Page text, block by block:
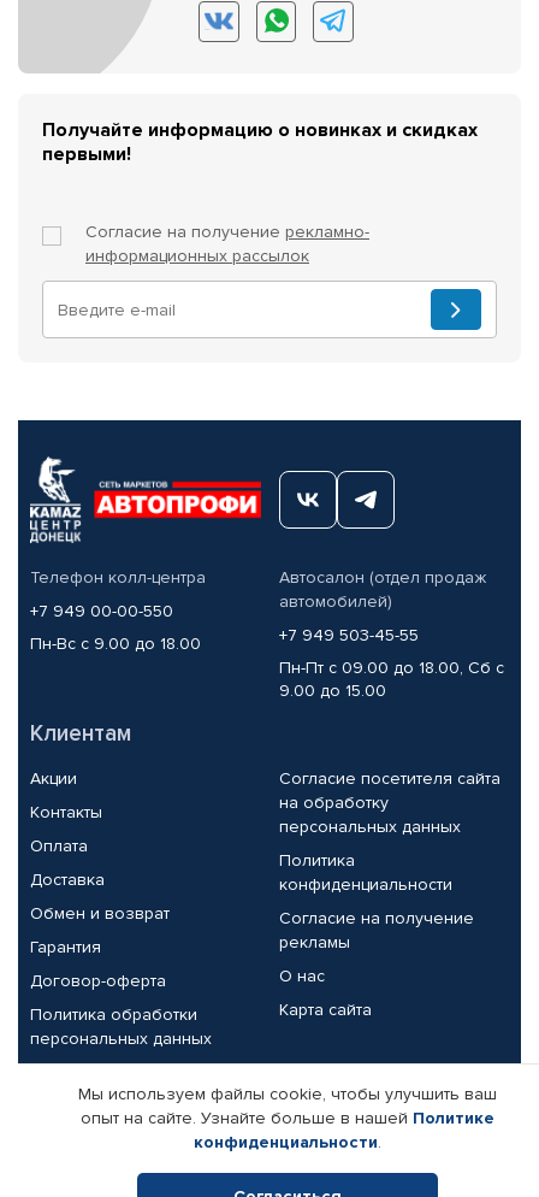
Получайте информацию о новинках и скидках
первыми!
Согласие на получение рекламно-
информационных рассылок
Телефон колл-центра
+7 949 00-00-550
Пн-Вс с 9.00 до 18.00
Автосалон (отдел продаж
автомобилей)
+7 949 503-45-55
Пн-Пт с 09.00 до 18.00, Сб с
9.00 до 15.00
Клиентам
Акции
Контакты
Оплата
Доставка
Обмен и возврат
Гарантия
Договор-оферта
Политика обработки
персональных данных
Согласие посетителя сайта
на обработку
персональных данных
Политика
конфиденциальности
Согласие на получение
рекламы
О нас
Карта сайта
Партнерам
Корпоративным клиентам
Поставщикам
Реквизиты компании
Мы используем файлы cookie, чтобы улучшить ваш
опыт на сайте. Узнайте больше в нашей Политике
конфиденциальности.